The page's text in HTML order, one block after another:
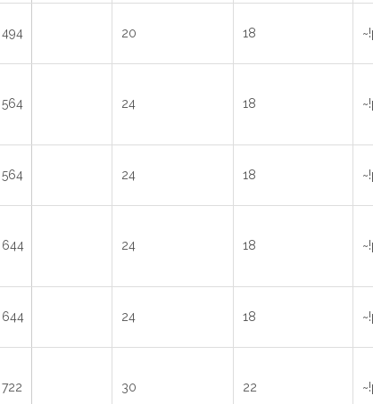
494 20 18
564 24 18
564 24 18
644 24 18
644 24 18
722 30 22